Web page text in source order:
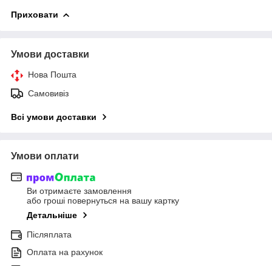
Приховати
Умови доставки
Нова Пошта
Самовивіз
Всі умови доставки
Умови оплати
Ви отримаєте замовлення
або гроші повернуться на вашу картку
Детальніше
Післяплата
Оплата на рахунок